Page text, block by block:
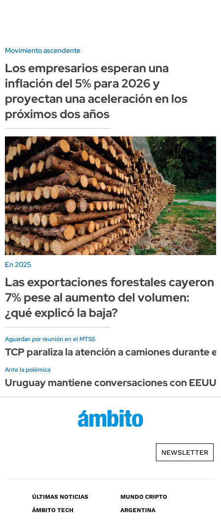
Movimiento ascendente
Los empresarios esperan una
inflación del 5% para 2026 y
proyectan una aceleración en los
próximos dos años
En 2025
Las exportaciones forestales cayeron
7% pese al aumento del volumen:
¿qué explicó la baja?
Aguardan por reunión en el MTSS
TCP paraliza la atención a camiones durante
Ante la polémica
Uruguay mantiene conversaciones con
NEWSLETTER
ÚLTIMAS NOTICIAS
MUNDO CRIPTO
ÁMBITO TECH
ARGENTINA